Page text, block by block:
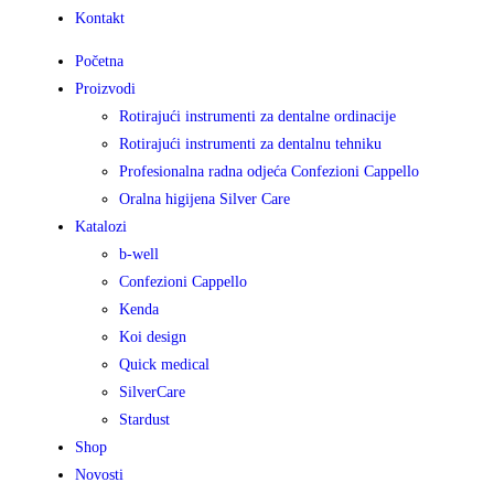
Kontakt
Početna
Proizvodi
Rotirajući instrumenti za dentalne ordinacije
Rotirajući instrumenti za dentalnu tehniku
Profesionalna radna odjeća Confezioni Cappello
Oralna higijena Silver Care
Katalozi
b-well
Confezioni Cappello
Kenda
Koi design
Quick medical
SilverCare
Stardust
Shop
Novosti